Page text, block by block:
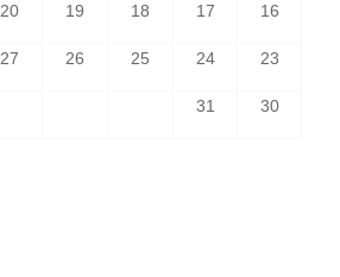
16
17
18
19
20
23
24
25
26
27
30
31